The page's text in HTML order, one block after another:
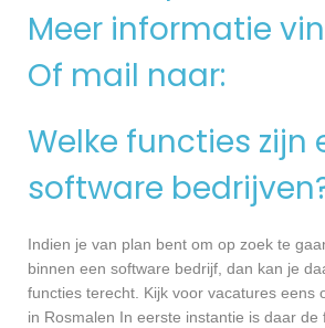
Meer informatie
Of mail naar:
Welke functies zijn
software
Indien je van plan bent om op zoek te
binnen een software bedrijf, dan kan je
functies terecht. Kijk voor vacatures eens
in Rosmalen In eerste instantie is daar de